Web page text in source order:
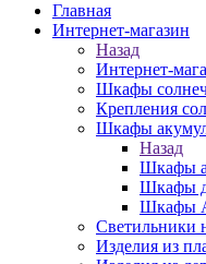
Главная
Интернет-магазин
Назад
Интернет-
Шкафы
Крепления
Шкафы
Назад
Шкафы
Шкафы
Шкафы
Светильники
Изделия из